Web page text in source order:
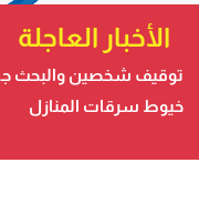
صحيفة الكترونية
الأخبار العاجلة
توقيف شخصين والبحث
خيوط سرقات المنازل